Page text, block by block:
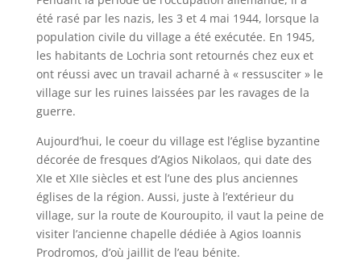
été rasé par les nazis, les 3 et 4 mai 1944, lorsque la
population civile du village a été exécutée. En 1945,
les habitants de Lochria sont retournés chez eux et
ont réussi avec un travail acharné à « ressusciter » le
village sur les ruines laissées par les ravages de la
guerre.
Aujourd’hui, le coeur du village est l’église byzantine
décorée de fresques d’Agios Nikolaos, qui date des
XIe et XIIe siècles et est l’une des plus anciennes
églises de la région. Aussi, juste à l’extérieur du
village, sur la route de Kouroupito, il vaut la peine de
visiter l’ancienne chapelle dédiée à Agios Ioannis
Prodromos, d’où jaillit de l’eau bénite.